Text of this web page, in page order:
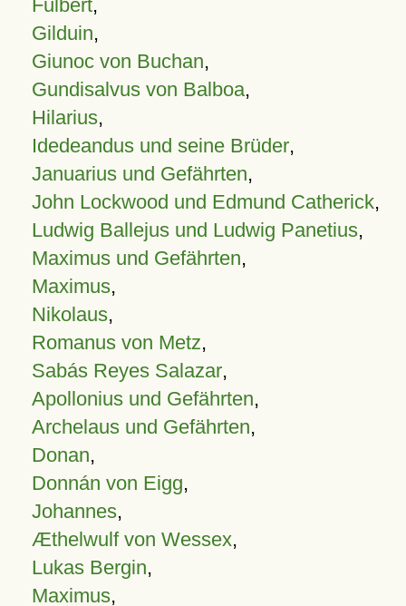
Fulbert,
Gilduin,
Giunoc von Buchan,
Gundisalvus von Balboa,
Hilarius,
Idedeandus und seine Brüder,
Januarius und Gefährten,
John Lockwood und Edmund Catherick,
Ludwig Ballejus und Ludwig Panetius,
Maximus und Gefährten,
Maximus,
Nikolaus,
Romanus von Metz,
Sabás Reyes Salazar,
Apollonius und Gefährten,
Archelaus und Gefährten,
Donan,
Donnán von Eigg,
Johannes,
Æthelwulf von Wessex,
Lukas Bergin,
Maximus,